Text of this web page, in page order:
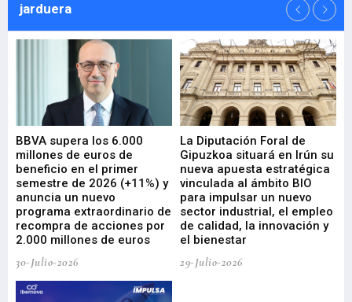
jarduera
BBVA supera los 6.000
millones de euros de
beneficio en el primer
semestre de 2026 (+11%) y
anuncia un nuevo
programa extraordinario de
recompra de acciones por
2.000 millones de euros
30-Julio-2026
La Diputación Foral de
Gipuzkoa situará en Irún su
nueva apuesta estratégica
vinculada al ámbito BIO
para impulsar un nuevo
sector industrial, el empleo
de calidad, la innovación y
el bienestar
29-Julio-2026